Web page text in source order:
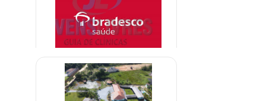
R$ 1.800,00
Clínica credenciada para
alcoólatras Bradesco Saúde
A combinar